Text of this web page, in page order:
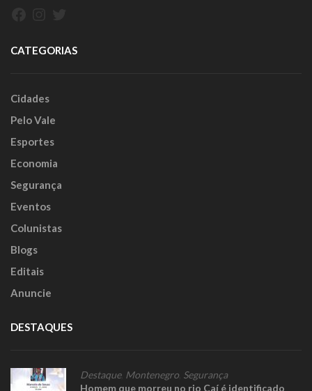
CATEGORIAS
Cidades
Pelo Vale
Esportes
Economia
Segurança
Eventos
Colunistas
Blogs
Editais
Anuncie
DESTAQUES
Destaque, Montenegro Segurança
Homem que morreu no rio Caí é identificado